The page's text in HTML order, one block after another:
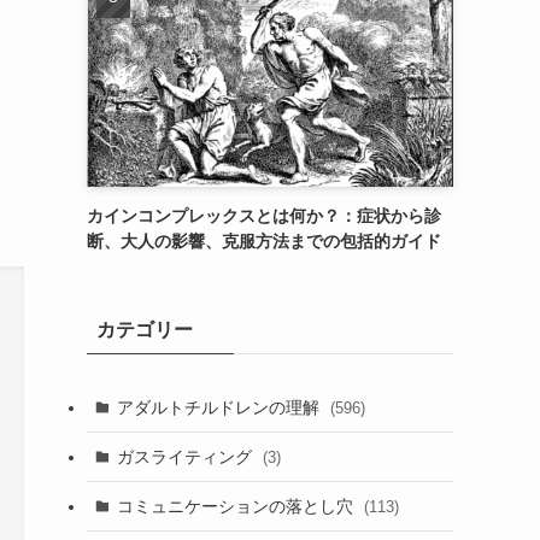
カインコンプレックスとは何か？：症状から診
断、大人の影響、克服方法までの包括的ガイド
カテゴリー
アダルトチルドレンの理解 (596)
ガスライティング (3)
コミュニケーションの落とし穴 (113)